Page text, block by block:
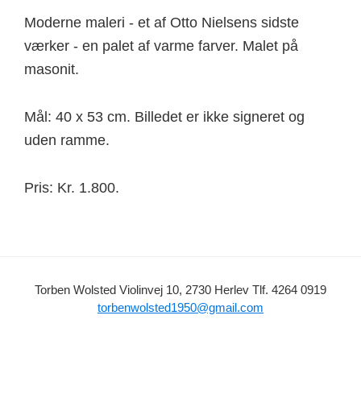
Moderne maleri - et af Otto Nielsens sidste
værker - en palet af varme farver. Malet på
masonit.
Mål: 40 x 53 cm. Billedet er ikke signeret og
uden ramme.
Pris: Kr. 1.800.
Torben Wolsted Violinvej 10, 2730 Herlev Tlf. 4264 0919
torbenwolsted1950@gmail.com